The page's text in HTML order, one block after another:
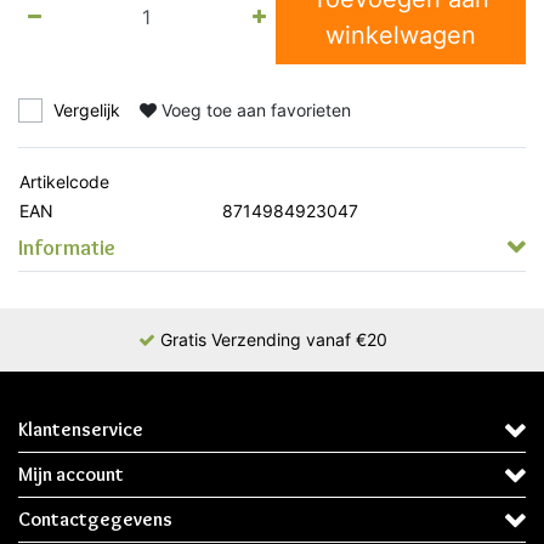
winkelwagen
Vergelijk Voeg toe aan favorieten
Artikelcode
EAN
8714984923047
Informatie
Gratis Verzending vanaf €20
Klantenservice
Mijn account
Contactgegevens